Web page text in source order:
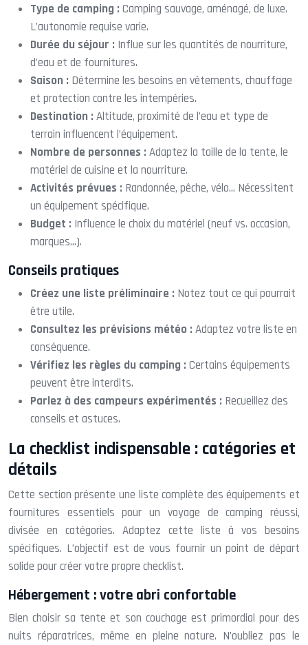
Type de camping : Camping sauvage, aménagé, de luxe.
L’autonomie requise varie.
Durée du séjour : Influe sur les quantités de nourriture,
d’eau et de fournitures.
Saison : Détermine les besoins en vêtements, chauffage
et protection contre les intempéries.
Destination : Altitude, proximité de l’eau et type de
terrain influencent l’équipement.
Nombre de personnes : Adaptez la taille de la tente, le
matériel de cuisine et la nourriture.
Activités prévues : Randonnée, pêche, vélo… Nécessitent
un équipement spécifique.
Budget : Influence le choix du matériel (neuf vs. occasion,
marques…).
Conseils pratiques
Créez une liste préliminaire : Notez tout ce qui pourrait
être utile.
Consultez les prévisions météo : Adaptez votre liste en
conséquence.
Vérifiez les règles du camping : Certains équipements
peuvent être interdits.
Parlez à des campeurs expérimentés : Recueillez des
conseils et astuces.
La checklist indispensable : catégories et
détails
Cette section présente une liste complète des équipements et
fournitures essentiels pour un voyage de camping réussi,
divisée en catégories. Adaptez cette liste à vos besoins
spécifiques. L’objectif est de vous fournir un point de départ
solide pour créer votre propre checklist.
Hébergement : votre abri confortable
Bien choisir sa tente et son couchage est primordial pour des
nuits réparatrices, même en pleine nature. N’oubliez pas le